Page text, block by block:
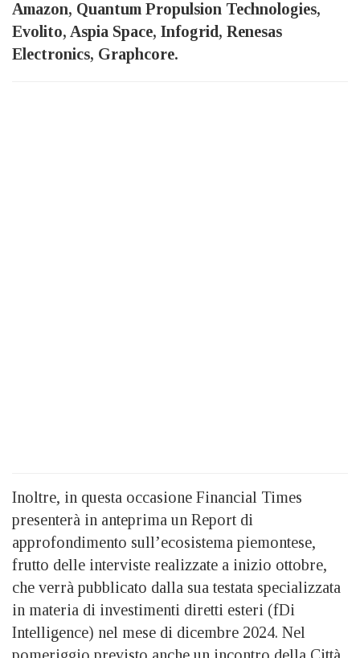
Amazon, Quantum Propulsion Technologies,
Evolito, Aspia Space, Infogrid, Renesas
Electronics, Graphcore.
Inoltre, in questa occasione Financial Times
presenterà in anteprima un Report di
approfondimento sull’ecosistema piemontese,
frutto delle interviste realizzate a inizio ottobre,
che verrà pubblicato dalla sua testata specializzata
in materia di investimenti diretti esteri (fDi
Intelligence) nel mese di dicembre 2024. Nel